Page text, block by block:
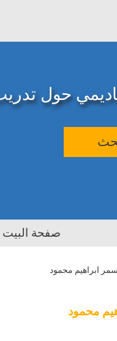
حول
صفحة البيت
ابراهيم محمود
محمود